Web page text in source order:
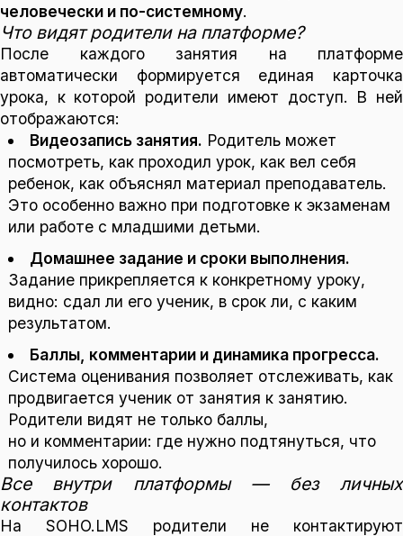
человечески и по-системному.
Что видят родители на платформе?
После каждого занятия на платформе
автоматически формируется единая карточка
урока, к которой родители имеют доступ. В ней
отображаются:
Видеозапись занятия. Родитель может
посмотреть, как проходил урок, как вел себя
ребенок, как объяснял материал преподаватель.
Это особенно важно при подготовке к экзаменам
или работе с младшими детьми.
Домашнее задание и сроки выполнения.
Задание прикрепляется к конкретному уроку,
видно: сдал ли его ученик, в срок ли, с каким
результатом.
Баллы, комментарии и динамика прогресса.
Система оценивания позволяет отслеживать, как
продвигается ученик от занятия к занятию.
Родители видят не только баллы,
но и комментарии: где нужно подтянуться, что
получилось хорошо.
Все внутри платформы — без личных
контактов
На SOHO.LMS родители не контактируют